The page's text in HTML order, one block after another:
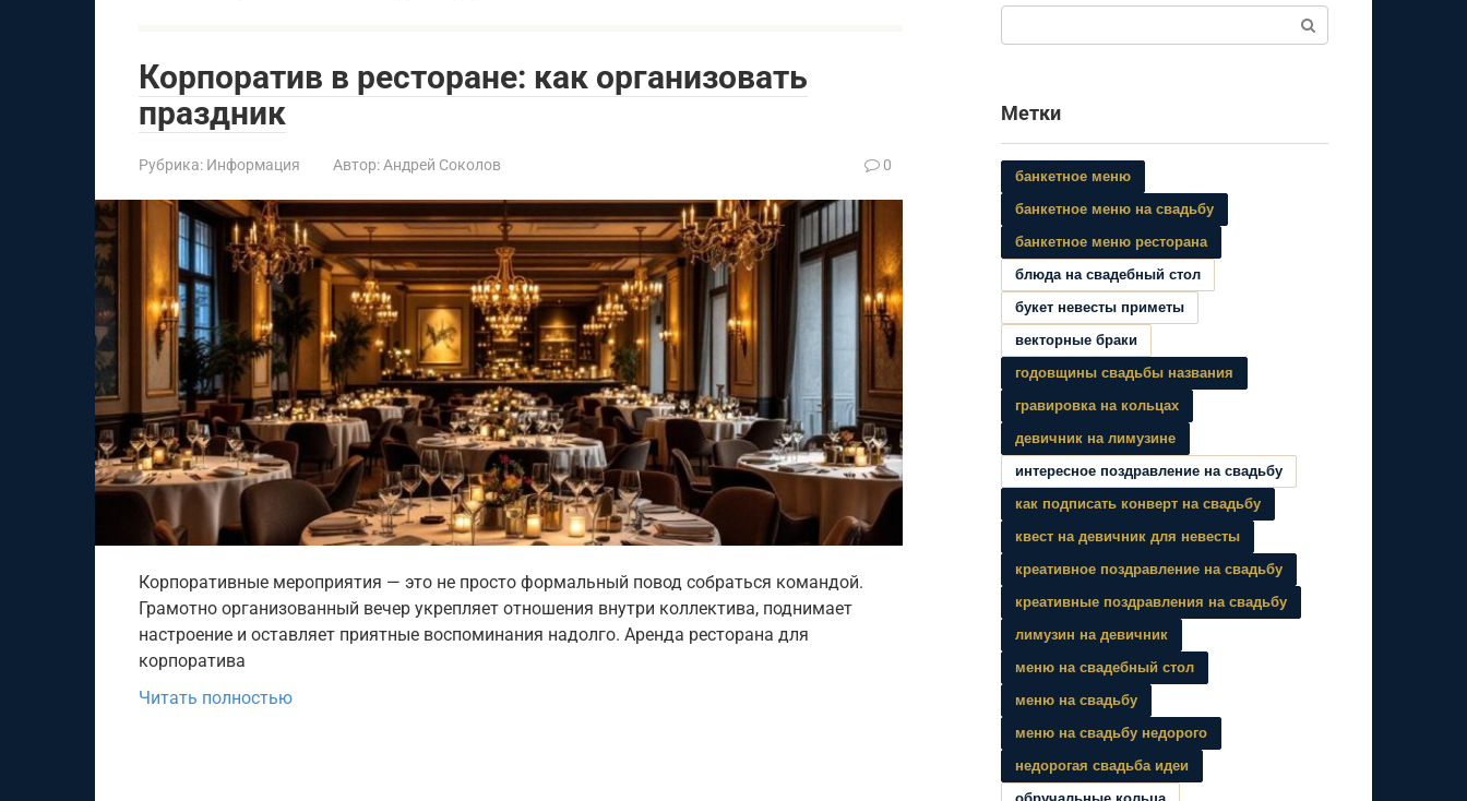
Корпоратив в ресторане: как организовать
праздник
Рубрика: Информация Автор: Андрей Соколов 0
Корпоративные мероприятия — это не просто формальный повод собраться командой.
Грамотно организованный вечер укрепляет отношения внутри коллектива, поднимает
настроение и оставляет приятные воспоминания надолго. Аренда ресторана для
корпоратива
Читать полностью
Метки
банкетное меню
банкетное меню на свадьбу
банкетное меню ресторана
блюда на свадебный стол
букет невесты приметы
векторные браки
годовщины свадьбы названия
гравировка на кольцах
девичник на лимузине
интересное поздравление на свадьбу
как подписать конверт на свадьбу
квест на девичник для невесты
креативное поздравление на свадьбу
креативные поздравления на свадьбу
лимузин на девичник
меню на свадебный стол
меню на свадьбу
меню на свадьбу недорого
недорогая свадьба идеи